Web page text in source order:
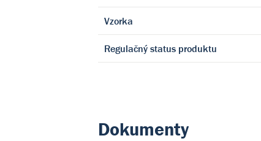
Vzorka
Regulačný status produktu
Dokumenty